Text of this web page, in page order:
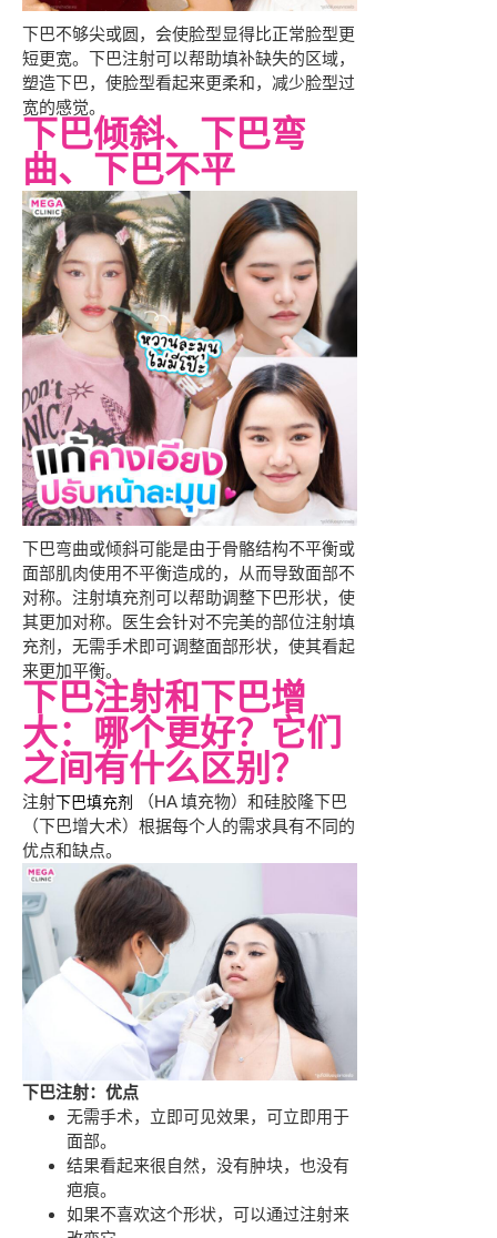
下巴不够尖或圆，会使脸型显得比正常脸型更
短更宽。下巴注射可以帮助填补缺失的区域，
塑造下巴，使脸型看起来更柔和，减少脸型过
宽的感觉。
下巴倾斜、下巴弯
曲、下巴不平
下巴弯曲或倾斜可能是由于骨骼结构不平衡或
面部肌肉使用不平衡造成的，从而导致面部不
对称。注射填充剂可以帮助调整下巴形状，使
其更加对称。医生会针对不完美的部位注射填
充剂，无需手术即可调整面部形状，使其看起
来更加平衡。
下巴注射和下巴增
大：哪个更好？它们
之间有什么区别？
注射下巴填充剂
（HA 填充物）和硅胶隆下巴
（下巴增大术）根据每个人的需求具有不同的
优点和缺点。
下巴注射：优点
无需手术，立即可见效果，可立即用于
面部。
结果看起来很自然，没有肿块，也没有
疤痕。
如果不喜欢这个形状，可以通过注射来